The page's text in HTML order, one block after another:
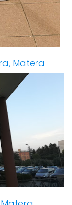
Matera